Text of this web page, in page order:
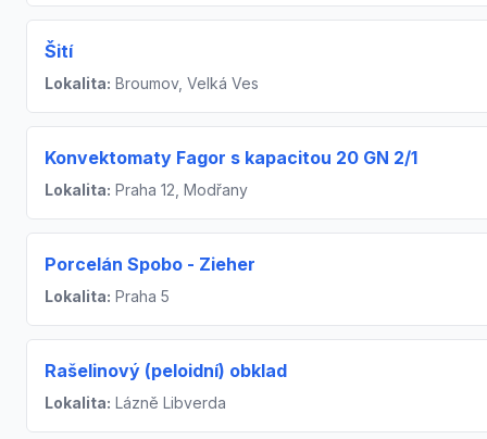
Šití
Lokalita: Broumov, Velká Ves
Konvektomaty Fagor s kapacitou 20 GN 2/1
Lokalita: Praha 12, Modřany
Porcelán Spobo - Zieher
Lokalita: Praha 5
Rašelinový (peloidní) obklad
Lokalita: Lázně Libverda